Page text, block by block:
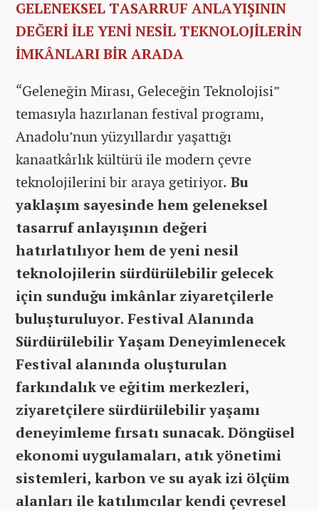
GELENEKSEL TASARRUF ANLAYIŞININ
DEĞERİ İLE YENİ NESİL TEKNOLOJİLERİN
İMKÂNLARI BİR ARADA
“Geleneğin Mirası, Geleceğin Teknolojisi”
temasıyla hazırlanan festival programı,
Anadolu’nun yüzyıllardır yaşattığı
kanaatkârlık kültürü ile modern çevre
teknolojilerini bir araya getiriyor. Bu
yaklaşım sayesinde hem geleneksel
tasarruf anlayışının değeri
hatırlatılıyor hem de yeni nesil
teknolojilerin sürdürülebilir gelecek
için sunduğu imkânlar ziyaretçilerle
buluşturuluyor. Festival Alanında
Sürdürülebilir Yaşam Deneyimlenecek
Festival alanında oluşturulan
farkındalık ve eğitim merkezleri,
ziyaretçilere sürdürülebilir yaşamı
deneyimleme fırsatı sunacak. Döngüsel
ekonomi uygulamaları, atık yönetimi
sistemleri, karbon ve su ayak izi ölçüm
alanları ile katılımcılar kendi çevresel